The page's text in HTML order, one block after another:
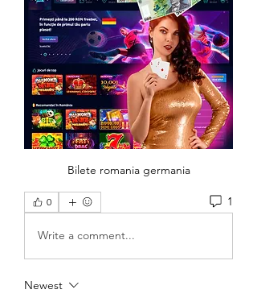
Bilete romania germania
0 1
Write a comment...
Newest